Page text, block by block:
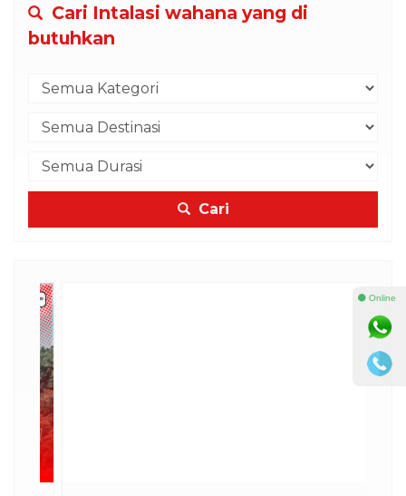
Cari Intalasi wahana yang di
butuhkan
Cari
⚫ Online